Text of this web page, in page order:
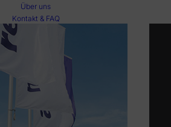
Über uns
Kontakt & FAQ